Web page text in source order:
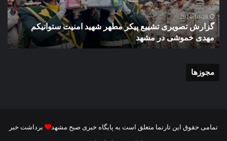
امنیت
ستوانیکم
مهدی
خموشی
در
2024-10-28
گزارش تصویری تشییع پیکر مطهر شهید امنیت ستوانیکم
مهدی خموشی در مشهد
با
مجوزها
تمامی حقوق این تارنما متعلق است به پایگاه خبری صبح مشهد برداشت خبر